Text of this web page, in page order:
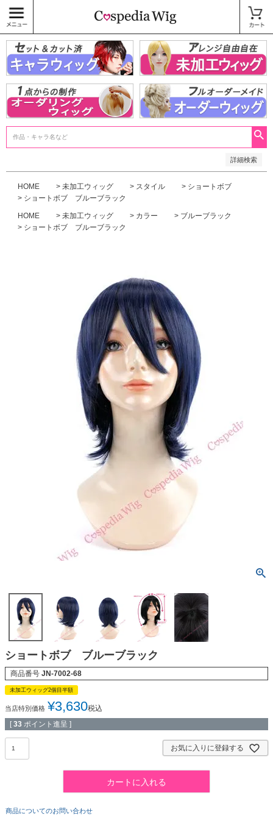
詳細検索
〜
商品タグ
キャラウィッグ
未加工ウィッグ
ベースウィッグ
衣装
SALE中
HOME 未加工ウィッグ スタイル
ショートボブ
ショートボブ ブルーブラック
HOME 未加工ウィッグ カラー
ブルーブラック
ショートボブ ブルーブラック
ショートボブ ブルーブラック
商品番号 JN-7002-68
未加工ウィッグ2個目半額
当店特別価格 ¥3,630税込
[ 33 ポイント進呈 ]
お気に入りに登録する
カートに入れる
商品についてのお問い合わせ